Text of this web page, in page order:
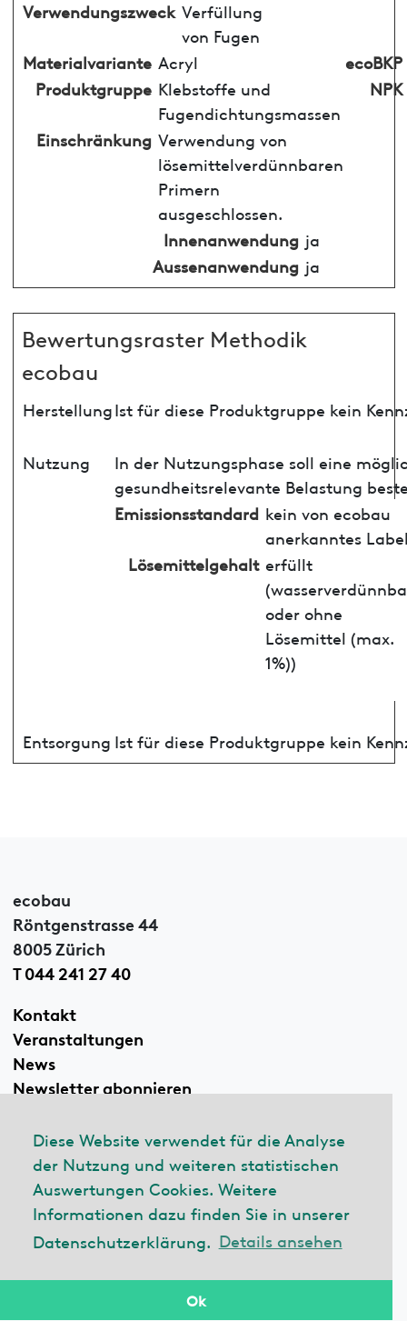
Diese Website verwendet für die Analyse
der Nutzung und weiteren statistischen
Auswertungen Cookies. Weitere
Informationen dazu finden Sie in unserer
Datenschutzerklärung. Details ansehen
Ok
Verwendungszweck Verfüllung
von Fugen
Materialvariante Acryl
ecoBKP
Produktgruppe Klebstoffe und
Fugendichtungsmassen
NPK
Einschränkung Verwendung von
lösemittelverdünnbaren
Primern
ausgeschlossen.
Innenanwendung ja
Aussenanwendung ja
Bewertungsraster Methodik
ecobau
HerstellungIst für diese Produktgruppe kein
Nutzung
In der Nutzungsphase soll eine
gesundheitsrelevante Belastung
Emissionsstandard kein von ecobau
anerkanntes
Lösemittelgehalt erfüllt
oder ohne
Lösemittel (max.
1%))
Entsorgung Ist für diese Produktgruppe kein
ecobau
Röntgenstrasse 44
8005 Zürich
T 044 241 27 40
Kontakt
Veranstaltungen
News
Newsletter abonnieren
Linkedin
© 2026 ecobau